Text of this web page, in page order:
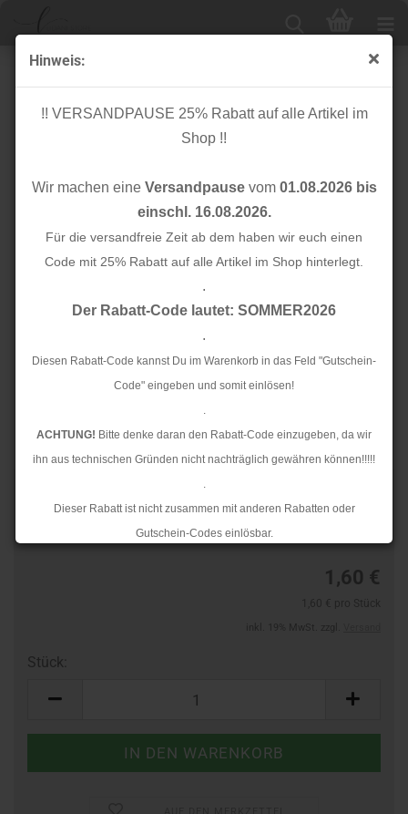
Hinweis:
!! VERSANDPAUSE 25% Rabatt auf alle Artikel im
Shop !!
Wir machen eine Versandpausevom 01.08.2026 bis
einschl. 16.08.2026.
Für die versandfreie Zeit ab dem haben wir euch einen
Code mit 25% Rabatt auf alle Artikel im Shop hinterlegt.
.
Der Rabatt-Code lautet: SOMMER2026
.
Diesen Rabatt-Code kannst Du im Warenkorb in das Feld "Gutschein-
Code" eingeben und somit einlösen!
.
ACHTUNG! Bitte denke daran den Rabatt-Code einzugeben, da wir
ihn aus technischen Gründen nicht nachträglich gewähren können!!!!!
.
Dieser Rabatt ist nicht zusammen mit anderen Rabatten oder
Gutschein-Codes einlösbar.
Ab dem 17.08.2026 versenden wir wieder wie gewohnt. Aufgrund des
Knopf Corozo - Dish - 25 mm - mellow - meetMilk
1,60 €
Stück: